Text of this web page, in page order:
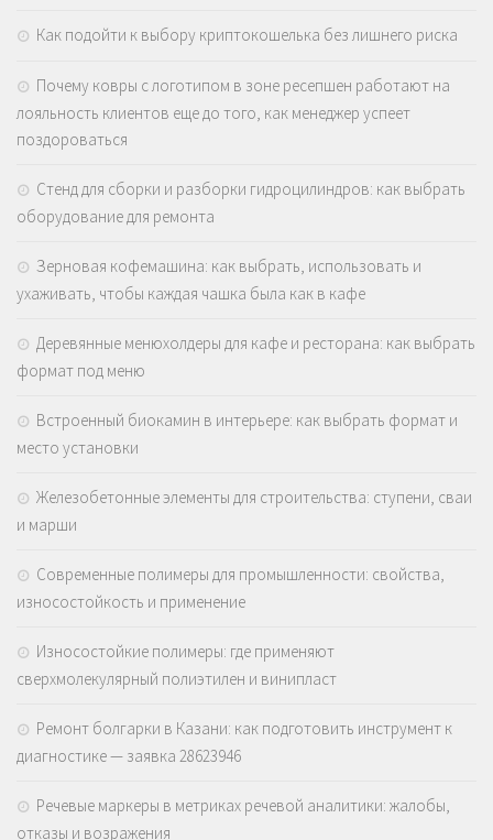
Как подойти к выбору криптокошелька без лишнего риска
Почему ковры с логотипом в зоне ресепшен работают на
лояльность клиентов еще до того, как менеджер успеет
поздороваться
Стенд для сборки и разборки гидроцилиндров: как выбрать
оборудование для ремонта
Зерновая кофемашина: как выбрать, использовать и
ухаживать, чтобы каждая чашка была как в кафе
Деревянные менюхолдеры для кафе и ресторана: как выбрать
формат под меню
Встроенный биокамин в интерьере: как выбрать формат и
место установки
Железобетонные элементы для строительства: ступени, сваи
и марши
Современные полимеры для промышленности: свойства,
износостойкость и применение
Износостойкие полимеры: где применяют
сверхмолекулярный полиэтилен и винипласт
Ремонт болгарки в Казани: как подготовить инструмент к
диагностике — заявка 28623946
Речевые маркеры в метриках речевой аналитики: жалобы,
отказы и возражения